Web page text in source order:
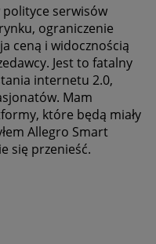
serwisów
ograniczenie
ceną i widocznością
Jest to fatalny
internetu 2.0,
Mam
które będą miały
Allegro Smart
się przenieść.